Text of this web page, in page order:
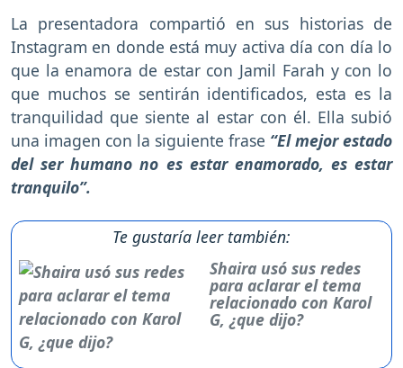
La presentadora compartió en sus historias de
Instagram en donde está muy activa día con día lo
que la enamora de estar con Jamil Farah y con lo
que muchos se sentirán identificados, esta es la
tranquilidad que siente al estar con él. Ella subió
una imagen con la siguiente frase “El mejor estado
del ser humano no es estar enamorado, es estar
tranquilo”.
Te gustaría leer también:
Shaira usó sus redes
para aclarar el tema
relacionado con Karol
G, ¿que dijo?